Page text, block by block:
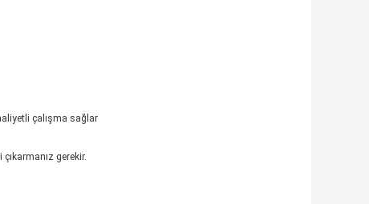
çalışma sağlar
gerekir.